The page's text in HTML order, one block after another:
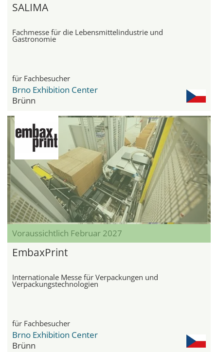
SALIMA
Fachmesse für die Lebensmittelindustrie und
Gastronomie
für Fachbesucher
Brno Exhibition Center
Brünn
Voraussichtlich Februar 2027
EmbaxPrint
Internationale Messe für Verpackungen und
Verpackungstechnologien
für Fachbesucher
Brno Exhibition Center
Brünn